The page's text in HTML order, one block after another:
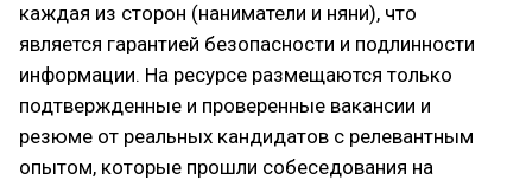
каждая из сторон (наниматели и няни), что
является гарантией безопасности и подлинности
информации. На ресурсе размещаются только
подтвержденные и проверенные вакансии и
резюме от реальных кандидатов с релевантным
опытом, которые прошли собеседования на